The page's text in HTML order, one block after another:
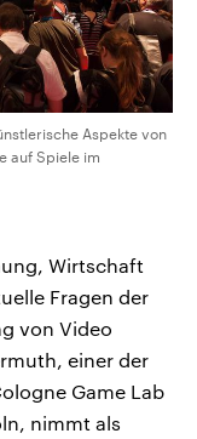
Aspekte von
auf Spiele im
Wirtschaft
Fragen der
von Video
einer der
Game Lab
nimmt als